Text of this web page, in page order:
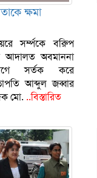
ক্ষমা
সর্ম্পকে বরিুপ
আদালত অবমাননা
সর্তক করে
আব্দুল জব্বার
মো. ..বিস্তারিত